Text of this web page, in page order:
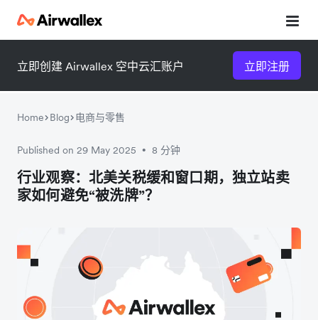
立即创建 Airwallex 空中云汇账户 立即注册
Home Blog 电商与零售
Published on 29 May 2025 • 8 分钟
行业观察：北美关税缓和窗口期，独立站卖
家如何避免“被洗牌”？
微信扫一扫，点击手机右上角
分享
微信扫一扫，点击手机右上角
分享